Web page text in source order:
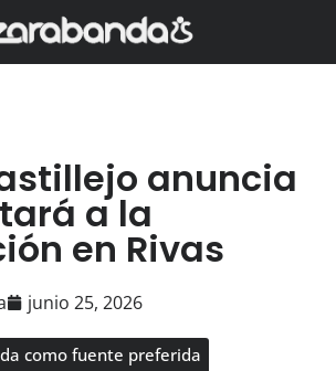
anuncia
a la
en Rivas
junio 25, 2026
como fuente preferida